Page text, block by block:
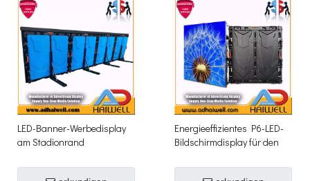
LED-Banner-Werbedisplay
am Stadionrand
Energieeffizientes P6-LED-
Bildschirmdisplay für den